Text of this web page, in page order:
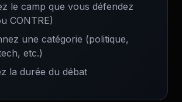
le camp que vous défendez
CONTRE)
une catégorie (politique,
etc.)
la durée du débat